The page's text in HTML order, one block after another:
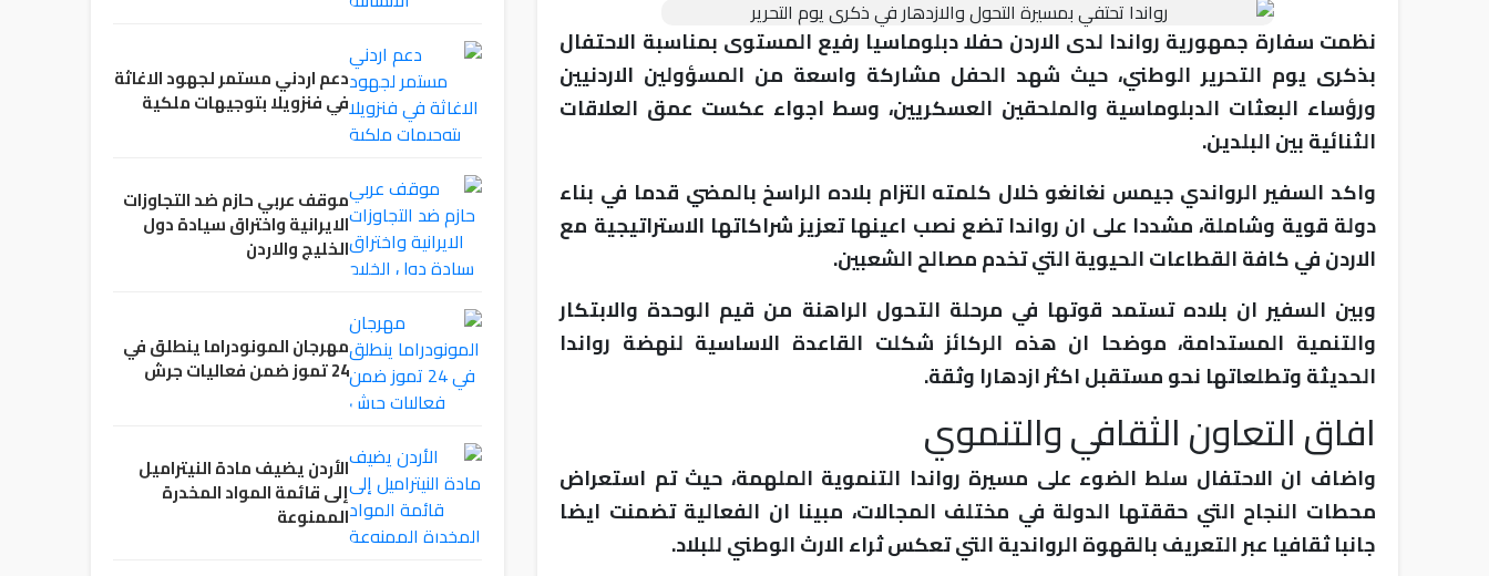
نظمت سفارة جمهورية رواندا لدى الاردن حفلا دبلوماسيا رفيع المستوى بمناسبة الاحتفال
بذكرى يوم التحرير الوطني، حيث شهد الحفل مشاركة واسعة من المسؤولين الاردنيين
ورؤساء البعثات الدبلوماسية والملحقين العسكريين، وسط اجواء عكست عمق العلاقات
الثنائية بين البلدين.
واكد السفير الرواندي جيمس نغانغو خلال كلمته التزام بلاده الراسخ بالمضي قدما في بناء
دولة قوية وشاملة، مشددا على ان رواندا تضع نصب اعينها تعزيز شراكاتها الاستراتيجية مع
الاردن في كافة القطاعات الحيوية التي تخدم مصالح الشعبين.
وبين السفير ان بلاده تستمد قوتها في مرحلة التحول الراهنة من قيم الوحدة والابتكار
والتنمية المستدامة، موضحا ان هذه الركائز شكلت القاعدة الاساسية لنهضة رواندا
الحديثة وتطلعاتها نحو مستقبل اكثر ازدهارا وثقة.
افاق التعاون الثقافي والتنموي
واضاف ان الاحتفال سلط الضوء على مسيرة رواندا التنموية الملهمة، حيث تم استعراض
محطات النجاح التي حققتها الدولة في مختلف المجالات، مبينا ان الفعالية تضمنت ايضا
جانبا ثقافيا عبر التعريف بالقهوة الرواندية التي تعكس ثراء الارث الوطني للبلاد.
دعم اردني مستمر لجهود الاغاثة
في فنزويلا بتوجيهات ملكية
موقف عربي حازم ضد التجاوزات
الايرانية واختراق سيادة دول
الخليج والاردن
مهرجان المونودراما ينطلق في
24 تموز ضمن فعاليات جرش
الأردن يضيف مادة النيتراميل
إلى قائمة المواد المخدرة
الممنوعة